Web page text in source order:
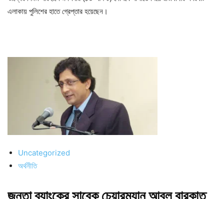
এলাকায় পুলিশের হাতে গ্রেপ্তার হয়েছেন।
Uncategorized
অর্থনীতি